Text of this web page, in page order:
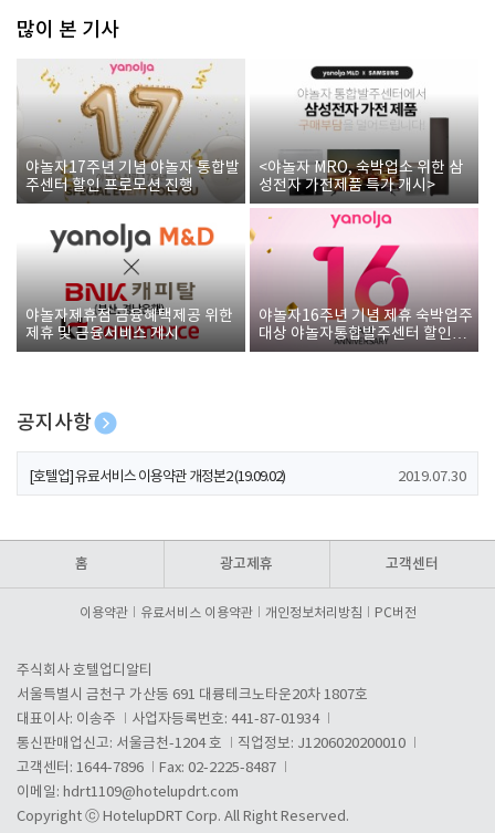
많이 본 기사
야놀자17주년 기념 야놀자 통합발
주센터 할인 프로모션 진행
<야놀자 MRO, 숙박업소 위한 삼
성전자 가전제품 특가 개시>
야놀자제휴점 금융혜택제공 위한
제휴 및 금융서비스 게시
야놀자16주년 기념 제휴 숙박업주
대상 야놀자통합발주센터 할인쿠
폰 증정
공지사항
[호텔업] 개인정보 처리방침 개정본1 (19.09.02)
[호텔업] 유료서비스 이용약관 개정본2 (19.09.02) 2019.07.30
홈 광고제휴 고객센터
이용약관 유료서비스 이용약관 개인정보처리방침 PC버전
주식회사 호텔업디알티
서울특별시 금천구 가산동 691 대륭테크노타운20차 1807호
대표이사: 이송주
사업자등록번호: 441-87-01934
통신판매업신고: 서울금천-1204 호
직업정보: J1206020200010
고객센터: 1644-7896
Fax: 02-2225-8487
이메일: hdrt1109@hotelupdrt.com
Copyright ⓒ HotelupDRT Corp. All Right Reserved.